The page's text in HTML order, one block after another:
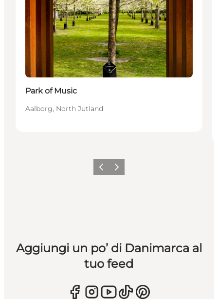
Park of Music
Aalborg, North Jutland
Precedente
Avanti
Aggiungi un po’ di Danimarca al
tuo feed